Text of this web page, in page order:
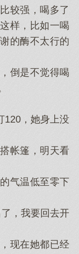
较强，喝多了
样，比如一喝
的酶不太行的
倒是不觉得喝
，她身上没
帐篷，明天看
气温低至零下
，我要回去开
现在她都已经